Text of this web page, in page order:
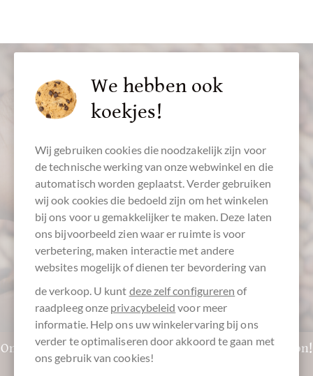
klantendienst
+49 - 511 - 90 88 99 84
Ma - Vr 10.00-18.00
Onbeslist? Neem een CHOCOLATS-DE-LUXE cadeaubon!
We hebben ook
koekjes!
Wij gebruiken cookies die noodzakelijk zijn voor
de technische werking van onze webwinkel en die
automatisch worden geplaatst. Verder gebruiken
wij ook cookies die bedoeld zijn om het winkelen
bij ons voor u gemakkelijker te maken. Deze laten
ons bijvoorbeeld zien waar er ruimte is voor
verbetering, maken interactie met andere
websites mogelijk of dienen ter bevordering van
de verkoop. U kunt deze zelf configureren of
raadpleeg onze privacybeleid voor meer
informatie. Help ons uw winkelervaring bij ons
verder te optimaliseren door akkoord te gaan met
ons gebruik van cookies!